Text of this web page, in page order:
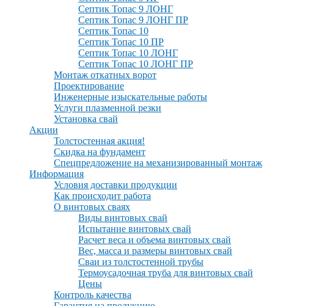
Септик Топас 9 ЛОНГ
Септик Топас 9 ЛОНГ ПР
Септик Топас 10
Септик Топас 10 ПР
Септик Топас 10 ЛОНГ
Септик Топас 10 ЛОНГ ПР
Монтаж откатных ворот
Проектирование
Инженерные изыскательные работы
Услуги плазменной резки
Установка свай
Акции
Толстостенная акция!
Скидка на фундамент
Спецпредложение на механизированный монтаж
Информация
Условия доставки продукции
Как происходит работа
О винтовых сваях
Виды винтовых свай
Испытание винтовых свай
Расчет веса и объема винтовых свай
Вес, масса и размеры винтовых свай
Сваи из толстостенной трубы
Термоусадочная труба для винтовых свай
Цены
Контроль качества